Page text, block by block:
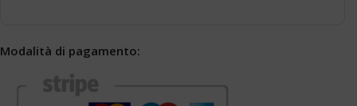
Modalità di pagamento: